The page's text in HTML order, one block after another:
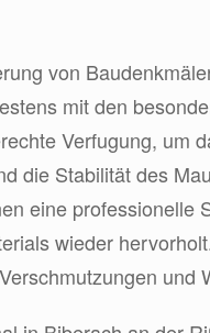
von
mit den
Verfugung, um
die Stabilität des
eine professionelle
wieder
und